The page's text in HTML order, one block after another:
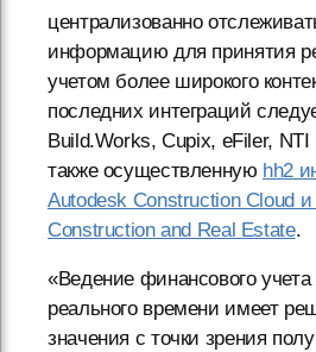
централизованно
информацию для принятия
учетом более широкого
последних интеграций
Build.Works, Cupix, eFiler,
также осуществленную hh2
Autodesk Construction Cloud и
Construction and Real Estate.
«Ведение финансового
реального времени имеет
значения с точки зрения